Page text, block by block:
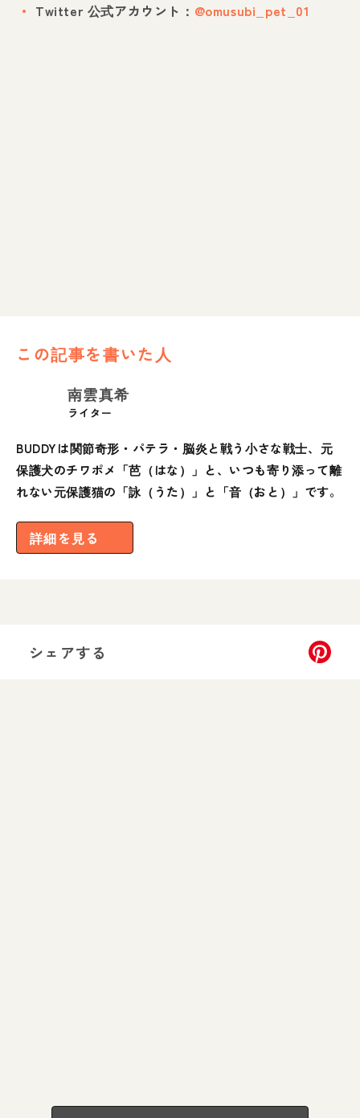
Twitter 公式アカウント： @omusubi_pet_01
この記事を書いた人
南雲真希
ライター
BUDDYは関節奇形・パテラ・脳炎と戦う小さな戦士、元
保護犬のチワポメ「芭（はな）」と、いつも寄り添って離
れない元保護猫の「詠（うた）」と「音（おと）」です。
詳細を見る
シェアする